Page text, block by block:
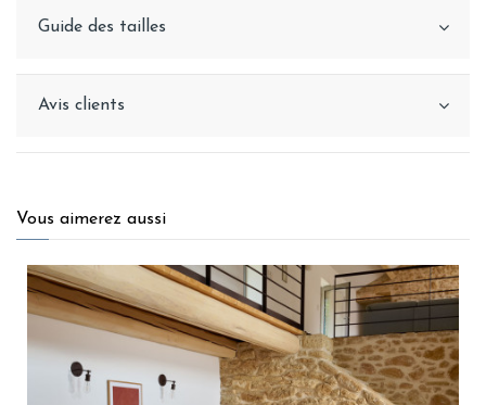
Guide des tailles
Avis clients
Vous aimerez aussi